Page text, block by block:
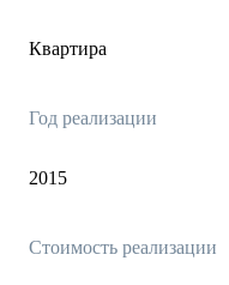
Квартира
Год реализации
2015
Стоимость реализации